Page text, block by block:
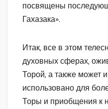
посвящены
Гахазака».
Итак, все в этом
духовных сферах,
Торой, а также может
использовано для
Торы и приобщения к